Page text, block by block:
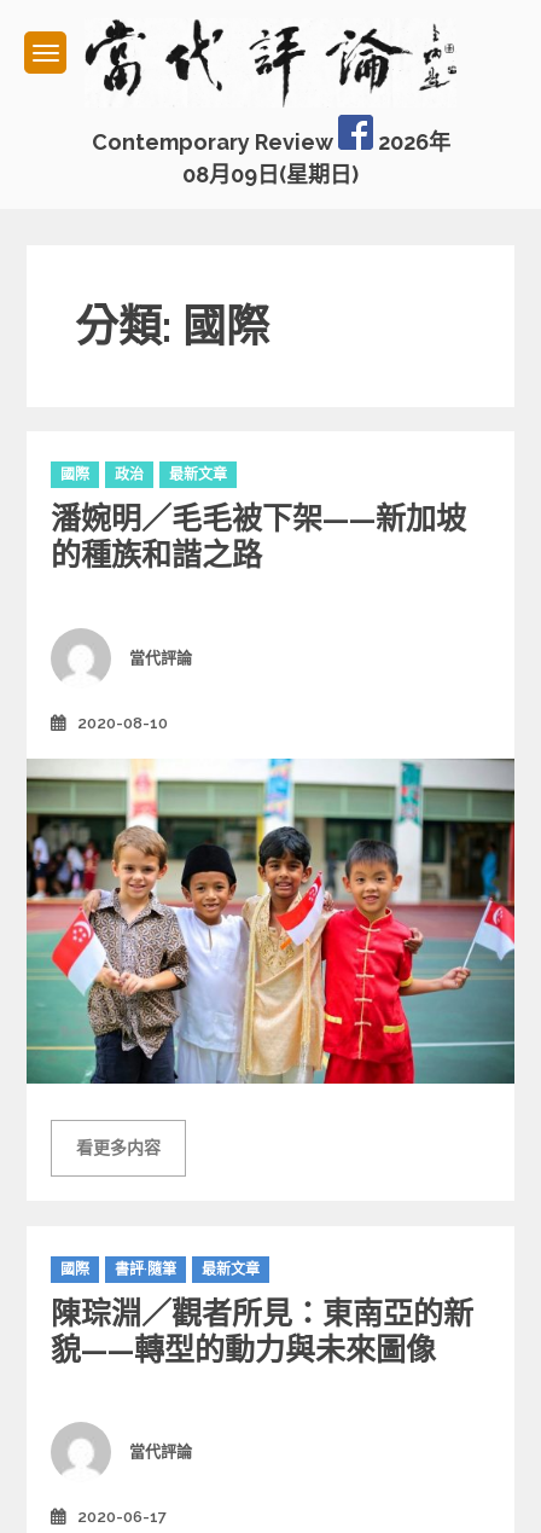
content
Contemporary Review
2026年
08月09日(星期日)
分類: 國際
C
a
t
e
g
i
e
國際 政治 最新文章
潘婉明／毛毛被下架——新加坡
的種族和諧之路
Author
當代評論
2020-08-10
看更多内容
C
a
t
e
g
i
e
國際 書評·隨筆 最新文章
陳琮淵／觀者所見：東南亞的新
貌——轉型的動力與未來圖像
Author
當代評論
2020-06-17